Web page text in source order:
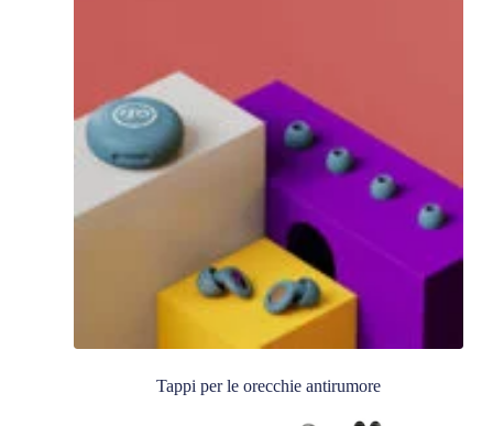
Tappi per le orecchie antirumore